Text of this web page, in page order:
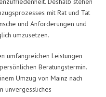
mit Rat und Tat
und Anforderungen und
umzusetzen.
umfangreichen Leistungen
Beratungstermin.
Umzug von Mainz nach
unvergessliches